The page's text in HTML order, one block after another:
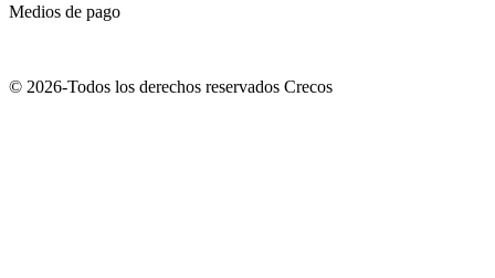
Medios de pago
© 2026-Todos los derechos reservados Crecos